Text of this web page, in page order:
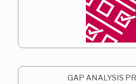
GAP ANALYSIS